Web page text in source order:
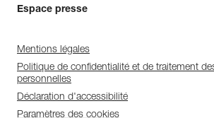
Espace presse
Mentions légales
Politique de confidentialité et de traitement
personnelles
Déclaration d'accessibilité
Paramètres des cookies